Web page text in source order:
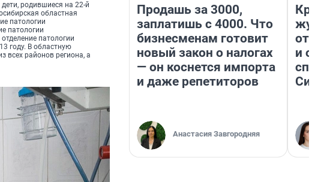
родившиеся на 22-й
областная
патологии
патологии
патологии
году. В областную
всех районов региона, а
Продашь за 3000,
заплатишь с 4000. Что
бизнесменам готовит
новый закон о налогах
— он коснется импорта
и даже репетиторов
Анастасия Завгородняя
и